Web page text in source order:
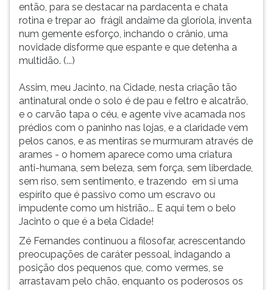
então, para se destacar na pardacenta e chata
rotina e trepar ao frágil andaime da gloríola, inventa
num gemente esforço, inchando o crânio, uma
novidade disforme que espante e que detenha a
multidão. (...)
Assim, meu Jacinto, na Cidade, nesta criação tão
antinatural onde o solo é de pau e feltro e alcatrão,
e o carvão tapa o céu, e agente vive acamada nos
prédios com o paninho nas lojas, e a claridade vem
pelos canos, e as mentiras se murmuram através de
arames - o homem aparece como uma criatura
anti-humana, sem beleza, sem força, sem liberdade,
sem riso, sem sentimento, e trazendo em si uma
espírito que é passivo como um escravo ou
impudente como um histrião... E aqui tem o belo
Jacinto o que é a bela Cidade!
Zé Fernandes continuou a filosofar, acrescentando
preocupações de caráter pessoal, indagando a
posição dos pequenos que, como vermes, se
arrastavam pelo chão, enquanto os poderosos os